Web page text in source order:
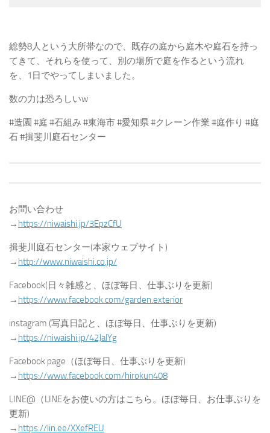
総勢8人という大所帯なので、既存の庭から庭木や庭石を持っ
てきて、それらを使って、別の場所で庭を作るという流れ
を、1日でやってしまいました。
数の力は恐ろしいw
#造園 #庭 #石組み #東海市 #愛知県 #クレーン作業 #庭作り #庭
石 #揖斐川庭石センター
お問い合わせ
→ https://niwaishi.jp/3EpzCfU
揖斐川庭石センター(本家ウェブサイト)
→ http://www.niwaishi.co.jp/
Facebook(日々雑感と、ほぼ毎日、仕事ぶりを更新)
→ https://www.facebook.com/garden.exterior
instagram (写真日記と、ほぼ毎日、仕事ぶりを更新)
→ https://niwaishi.jp/42JalYg
Facebook page（ほぼ毎日、仕事ぶりを更新)
→ https://www.facebook.com/hirokun408
LINE@（LINEをお使いの方はこちら。ほぼ毎日、お仕事ぶりを
更新)
→ https://lin.ee/XXefREU